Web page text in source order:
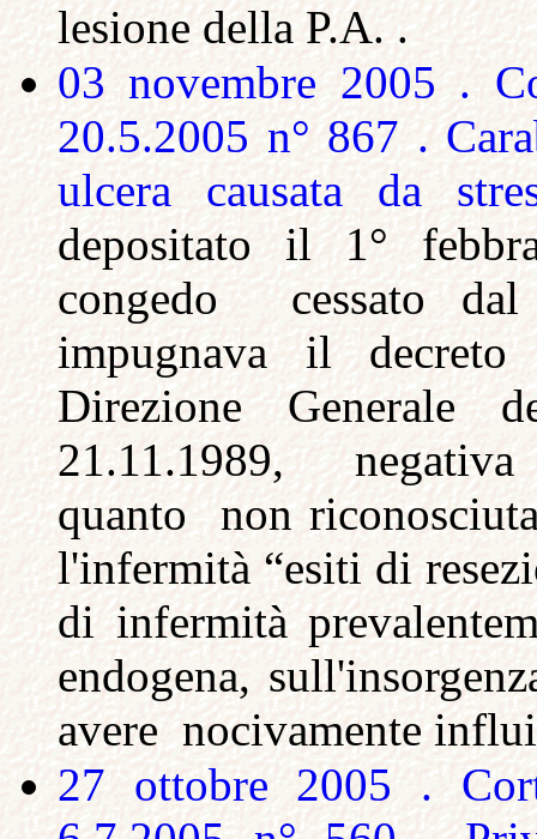
lesione della P.A. .
03 novembre 2005 .
20.5.2005 n° 867 .
ulcera causata da
depositato il 1°
congedo cessato
impugnava il
Direzione
21.11.1989,
quanto non
l'infermità “esiti di
di infermità
endogena,
avere nocivamente
27 ottobre 2005 .